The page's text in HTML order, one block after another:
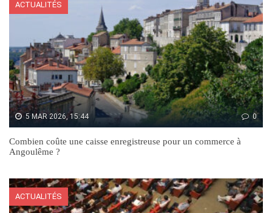
ACTUALITÉS
5 MAR 2026, 15:44 0
Combien coûte une caisse enregistreuse pour un commerce à
Angoulême ?
ACTUALITÉS